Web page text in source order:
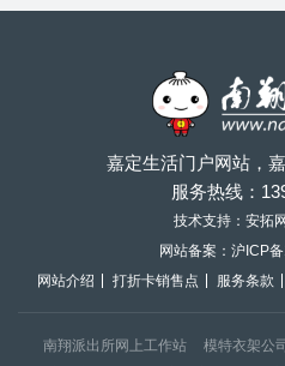
嘉定生活门户网站，
服务热线：
技术支持：安拓
网站备案： 沪ICP
网站介绍
打折卡销售点 服务条款
南翔派出所网上工作站 模特衣架公